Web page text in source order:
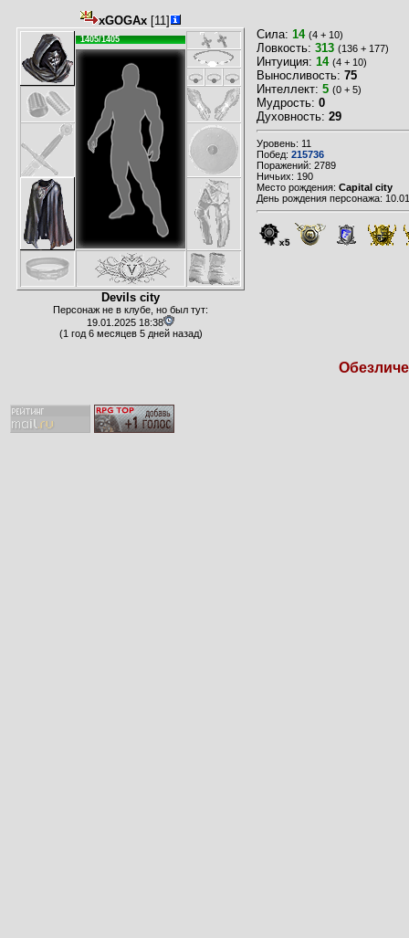
xGOGAx [11]
1405/1405
Devils city
Персонаж не в клубе, но был тут:
19.01.2025 18:38
(1 год 6 месяцев 5 дней назад)
Сила: 14 (4 + 10)
Ловкость: 313 (136 + 177)
Интуиция: 14 (4 + 10)
Выносливость: 75
Интеллект: 5 (0 + 5)
Мудрость: 0
Духовность: 29
Уровень: 11
Побед: 215736
Поражений: 2789
Ничьих: 190
Место рождения: Capital city
День рождения персонажа:
x5